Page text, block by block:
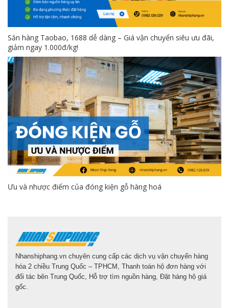
Săn hàng Taobao, 1688 dễ dàng – Giá vận chuyển siêu ưu đãi,
giảm ngay 1.000đ/kg!
Ưu và nhược điểm của đóng kiện gỗ hàng hoá
Nhanshiphang.vn chuyên cung cấp các dịch vụ vận chuyển hàng
hóa 2 chiều Trung Quốc – TPHCM, Thanh toán hộ đơn hàng với
đối tác bên Trung Quốc, Hỗ trợ tìm nguồn hàng, Đặt hàng hộ giá
gốc.